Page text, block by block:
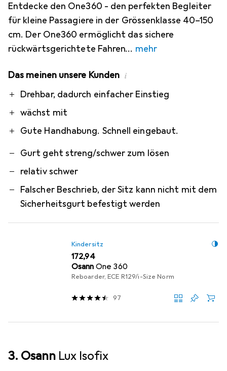
Entdecke den One360 - den perfekten Begleiter
für kleine Passagiere in der Grössenklasse 40–150
cm. Der One360 ermöglicht das sichere
rückwärtsgerichtete Fahren
mehr
Das meinen unsere Kunden i
ProDrehbar, dadurch einfacher Einstieg
wächst mit
Gute Handhabung. Schnell eingebaut.
Contra
Gurt geht streng/schwer zum lösen
relativ schwer
Falscher Beschrieb, der Sitz kann nicht mit dem
Sicherheitsgurt befestigt werden
Kindersitz
EUR
172,94
Osann One 360
Reboarder, ECE R129/i-Size Norm
97
3. Osann Lux Isofix